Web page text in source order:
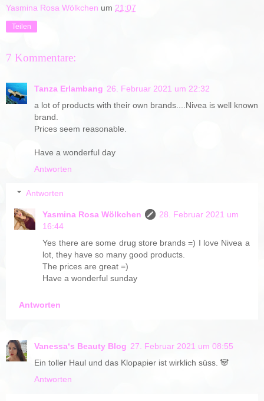
Yasmina Rosa Wölkchen um 21:07
Teilen
7 Kommentare:
Tanza Erlambang 26. Februar 2021 um 22:32
a lot of products with their own brands....Nivea is well known
brand.
Prices seem reasonable.
Have a wonderful day
Antworten
Antworten
Yasmina Rosa Wölkchen
28. Februar 2021 um
16:44
Yes there are some drug store brands =) I love Nivea a
lot, they have so many good products.
The prices are great =)
Have a wonderful sunday
Antworten
Vanessa‘s Beauty Blog 27. Februar 2021 um 08:55
Ein toller Haul und das Klopapier ist wirklich süss. 🐼
Antworten